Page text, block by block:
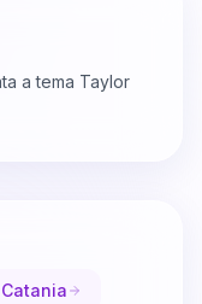
a tema Taylor
Catania